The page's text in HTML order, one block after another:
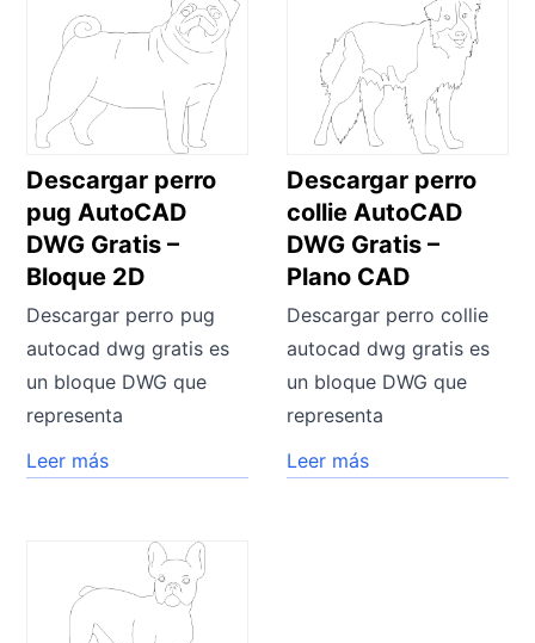
Descargar perro
pug AutoCAD
DWG Gratis –
Bloque 2D
Descargar perro pug
autocad dwg gratis es
un bloque DWG que
representa
Leer más
Descargar perro
collie AutoCAD
DWG Gratis –
Plano CAD
Descargar perro collie
autocad dwg gratis es
un bloque DWG que
representa
Leer más